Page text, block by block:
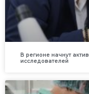
В регионе начнут
исследователей